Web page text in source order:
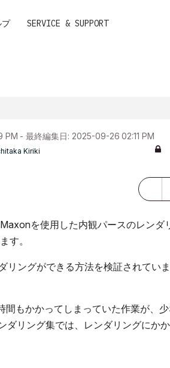
プ SERVICE & SUPPORT
PM - 最終編集日: ‎2025-09-26 02:11 PM
Kiriki
を使用した内観パースのレンダ
す。
リングができる方法を検証されていま
間もかかってしまっていた作業が、
ダリング集では、レンダリングにか